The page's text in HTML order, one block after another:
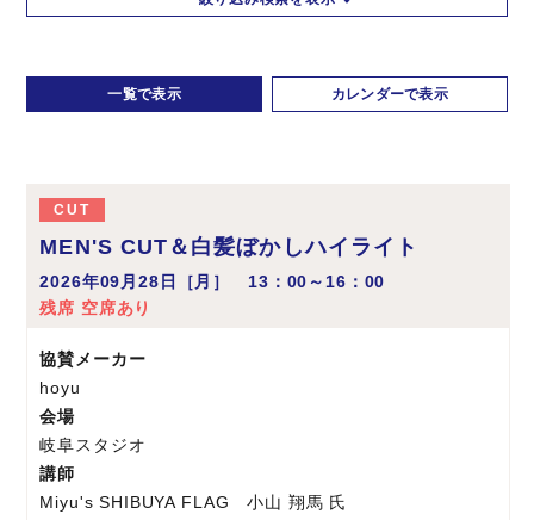
一覧で表示 カレンダーで表示
CUT
MEN'S CUT＆白髪ぼかしハイライト
2026年09月28日［月］ 13：00～16：00
残席 空席あり
協賛メーカー
hoyu
会場
岐阜スタジオ
講師
Miyu's SHIBUYA FLAG 小山 翔馬 氏